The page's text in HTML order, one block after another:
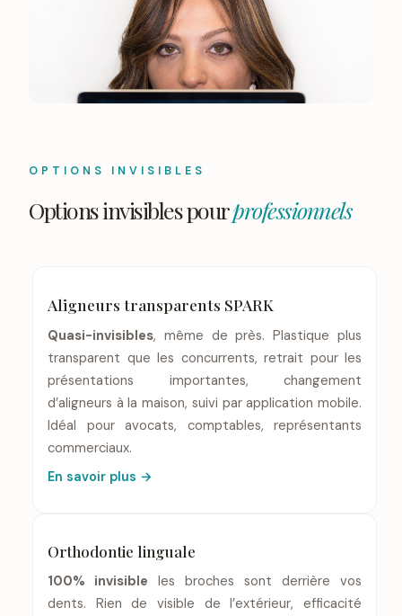
OPTIONS INVISIBLES
Options invisibles pourprofessionnels
Aligneurs transparents SPARK
Quasi-invisibles, même de près. Plastique plus
transparent que les concurrents, retrait pour les
présentations importantes, changement
d’aligneurs à la maison, suivi par application mobile.
Idéal pour avocats, comptables, représentants
commerciaux.
En savoir plus →
Orthodontie linguale
100% invisible les broches sont derrière vos
dents. Rien de visible de l’extérieur, efficacité